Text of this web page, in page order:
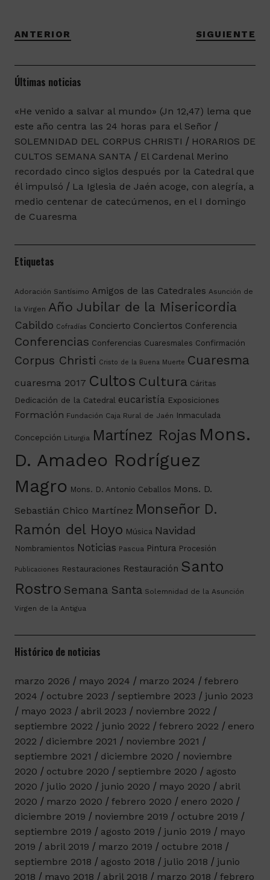
ANTERIOR SIGUIENTE
Últimas noticias
«He venido a salvar al mundo» (Jn 12,47) lema que
este año centra las 24 horas para el Señor
SOLEMNIDAD DEL CORPUS CHRISTI
HORARIOS DE
CULTOS SEMANA SANTA
El Cardenal Merino
recordado cinco siglos después por la Catedral que
él impulsó
La Iglesia de Jaén acoge, con alegría, a
medio centenar de catecúmenos, en el I domingo
de Cuaresma
Etiquetas
Adoración Santísimo Amigos de las Catedrales Asunción de
la Virgen Año Jubilar de la Misericordia
Cabildo Cofradías Concierto Conciertos Conferencia
Conferencias Conferencias Cuaresmales Confirmación
Corpus Christi Cristo de la Buena Muerte Cuaresma
cuaresma 2017 Cultos Cultura Cáritas
Dedicación de la Catedral eucaristía Exposiciones
Formación Fundación Caja Rural de Jaén Inmaculada
Concepción Liturgia Martínez Rojas Mons.
D. Amadeo Rodríguez
Magro Mons. D. Antonio Ceballos Mons. D.
Sebastián Chico Martínez Monseñor D.
Ramón del Hoyo Música Navidad
Nombramientos Noticias Pascua Pintura Procesión
Publicaciones Restauraciones Restauración Santo
Rostro Semana Santa Solemnidad de la Asunción
Virgen de la Antigua
Histórico de noticias
marzo 2026 mayo 2024 marzo 2024
febrero
2024
octubre 2023 septiembre 2023
junio 2023
mayo 2023
abril 2023
noviembre 2022
septiembre 2022
junio 2022 febrero 2022
enero
2022
diciembre 2021
noviembre 2021
septiembre 2021
diciembre 2020
noviembre
2020
octubre 2020 septiembre 2020
agosto
2020
julio 2020 junio 2020 mayo 2020
abril
2020
marzo 2020 febrero 2020
enero 2020
diciembre 2019
noviembre 2019
octubre 2019
septiembre 2019
agosto 2019 junio 2019
mayo
2019
abril 2019 marzo 2019
octubre 2018
septiembre 2018
agosto 2018 julio 2018
junio
2018
mayo 2018 abril 2018 marzo 2018
febrero